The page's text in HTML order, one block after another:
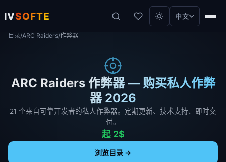
IVSOFTE 中文
目录/ARC Raiders/作弊器
ARC Raiders 作弊器 — 购买私人作弊
器 2026
21 个来自可靠开发者的私人作弊器。定期更新、技术支持、即时交
付。
起 2$
浏览目录 →